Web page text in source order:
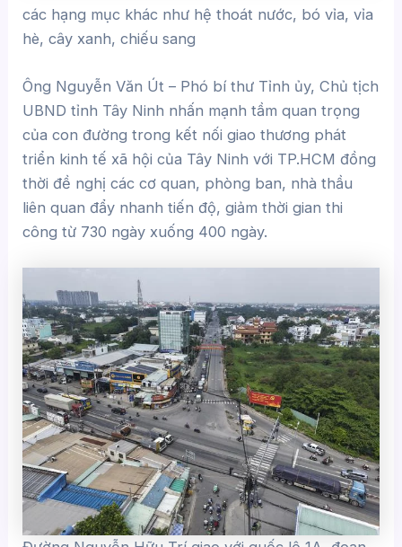
các hạng mục khác như hệ thoát nước, bó vỉa, vỉa
hè, cây xanh, chiếu sang
Ông Nguyễn Văn Út – Phó bí thư Tỉnh ủy, Chủ tịch
UBND tỉnh Tây Ninh nhấn mạnh tầm quan trọng
của con đường trong kết nối giao thương phát
triển kinh tế xã hội của Tây Ninh với TP.HCM đồng
thời đề nghị các cơ quan, phòng ban, nhà thầu
liên quan đẩy nhanh tiến độ, giảm thời gian thi
công từ 730 ngày xuống 400 ngày.